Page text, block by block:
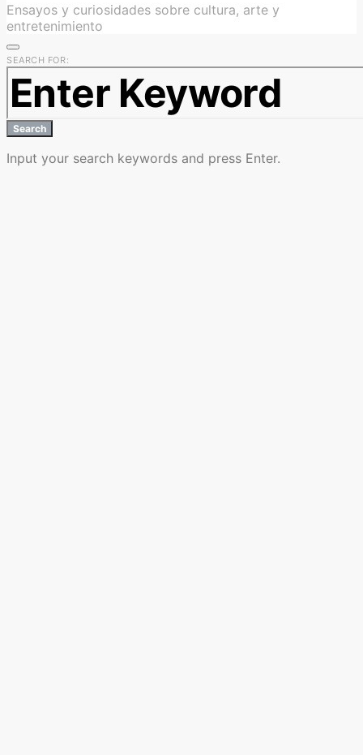
Ensayos y curiosidades sobre cultura, arte y
entretenimiento
SEARCH FOR:
Search
Input your search keywords and press Enter.